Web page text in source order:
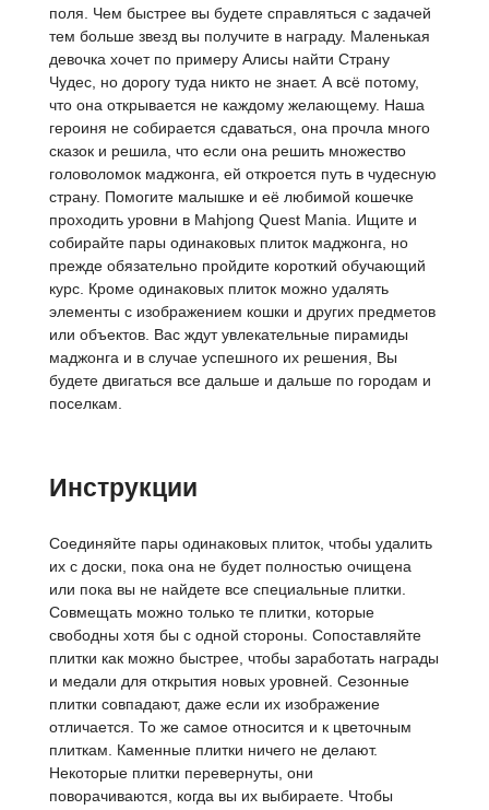
поля. Чем быстрее вы будете справляться с задачей
тем больше звезд вы получите в награду. Маленькая
девочка хочет по примеру Алисы найти Страну
Чудес, но дорогу туда никто не знает. А всё потому,
что она открывается не каждому желающему. Наша
героиня не собирается сдаваться, она прочла много
сказок и решила, что если она решить множество
головоломок маджонга, ей откроется путь в чудесную
страну. Помогите малышке и её любимой кошечке
проходить уровни в Mahjong Quest Mania. Ищите и
собирайте пары одинаковых плиток маджонга, но
прежде обязательно пройдите короткий обучающий
курс. Кроме одинаковых плиток можно удалять
элементы с изображением кошки и других предметов
или объектов. Вас ждут увлекательные пирамиды
маджонга и в случае успешного их решения, Вы
будете двигаться все дальше и дальше по городам и
поселкам.
Инструкции
Соединяйте пары одинаковых плиток, чтобы удалить
их с доски, пока она не будет полностью очищена
или пока вы не найдете все специальные плитки.
Совмещать можно только те плитки, которые
свободны хотя бы с одной стороны. Сопоставляйте
плитки как можно быстрее, чтобы заработать награды
и медали для открытия новых уровней. Сезонные
плитки совпадают, даже если их изображение
отличается. То же самое относится и к цветочным
плиткам. Каменные плитки ничего не делают.
Некоторые плитки перевернуты, они
поворачиваются, когда вы их выбираете. Чтобы